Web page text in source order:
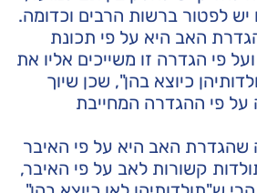
לפטור ברשות הרבים וכדומה.
האב היא על פי תכונת
פי הגדרה זו משייכים אליו את
כיוצא בהן", שכן שיוך
פי ההגדרה המחייבת
שהגדרת האב היא על פי האיבר
קשורות לאב על פי האיבר,